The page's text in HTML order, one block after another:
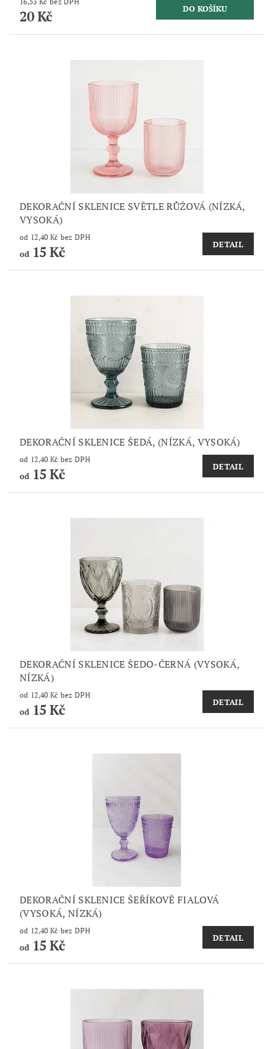
20 Kč
DEKORAČNÍ SKLENICE SVĚTLE RŮŽOVÁ (NÍZKÁ,
VYSOKÁ)
od 12,40 Kč bez DPH
od15 Kč DETAIL
DEKORAČNÍ SKLENICE ŠEDÁ, (NÍZKÁ, VYSOKÁ)
od 12,40 Kč bez DPH
od15 Kč DETAIL
DEKORAČNÍ SKLENICE ŠEDO-ČERNÁ (VYSOKÁ,
NÍZKÁ)
od 12,40 Kč bez DPH
od15 Kč DETAIL
DEKORAČNÍ SKLENICE ŠEŘÍKOVĚ FIALOVÁ
(VYSOKÁ, NÍZKÁ)
od 12,40 Kč bez DPH
od15 Kč DETAIL